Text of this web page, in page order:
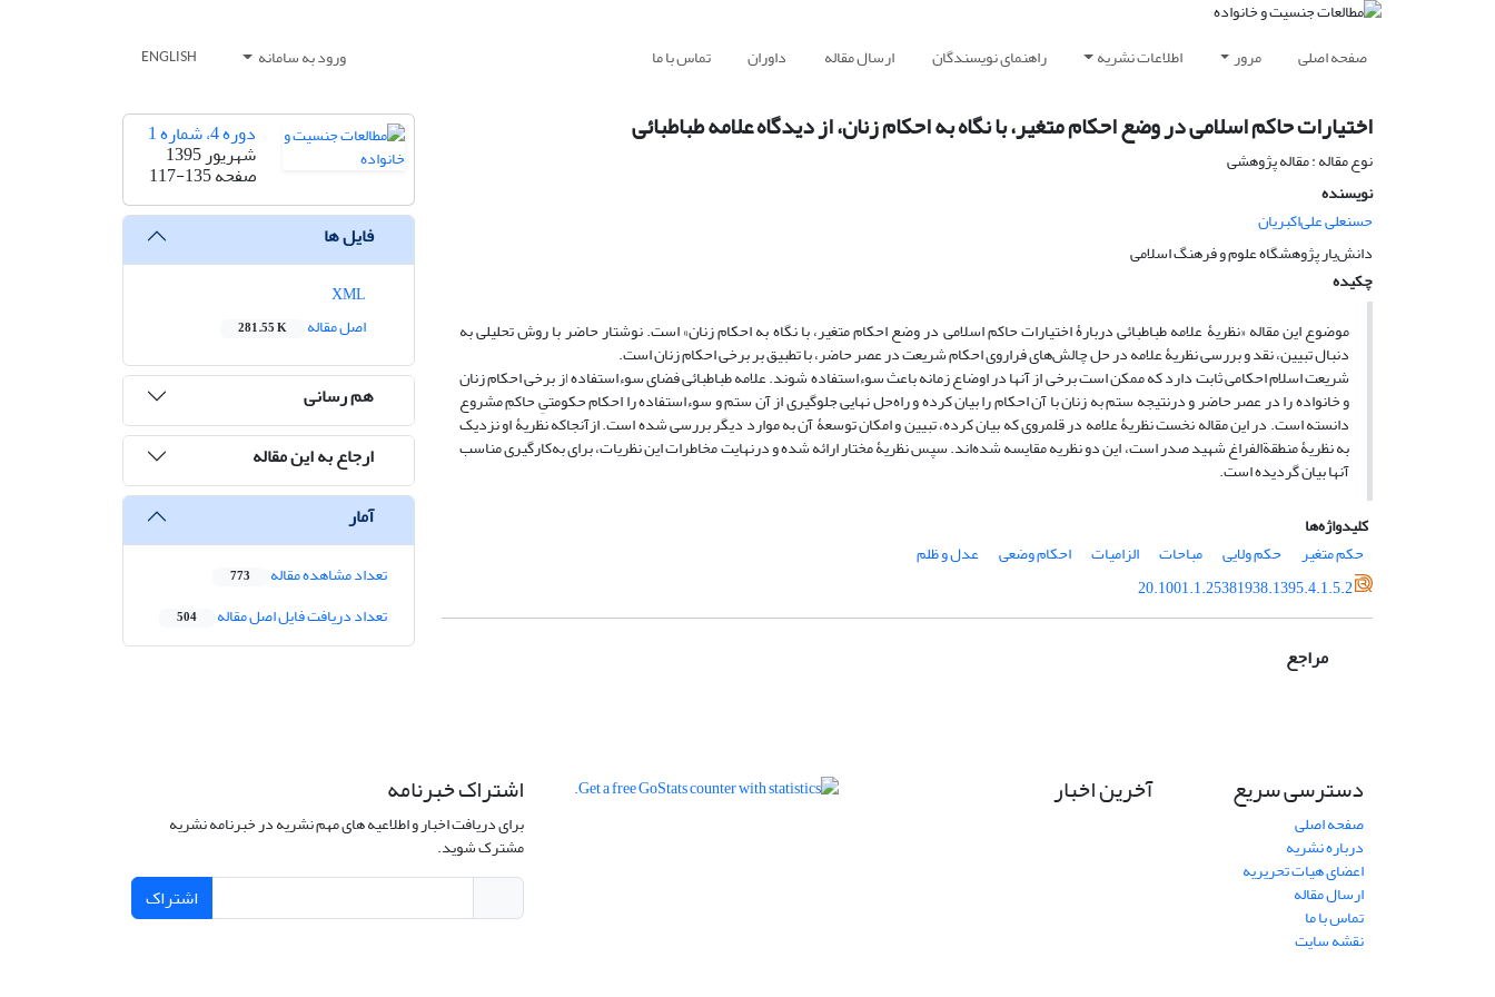
صفحه اصلی مرور اطلاعات نشریه راهنمای نویسندگان ارسال مقاله داوران تماس با ما ورود به سامانه ENGLISH
اختیارات حاکم اسلامی در وضع احکام متغیر، با نگاه به احکام زنان، از دیدگاه علامه طباطبائی
نوع مقاله : مقاله پژوهشی
نویسنده
حسنعلی علی‌اکبریان
دانش‌یار پژوهشگاه علوم و فرهنگ اسلامی
چکیده
موضوع این مقاله «نظریۀ علامه طباطبائی دربارۀ اختیارات حاکم اسلامی در وضع احکام متغیر، با نگاه به احکام زنان» است. نوشتار حاضر با روش تحلیلی به
دنبال تبیین، نقد و بررسی نظریۀ علامه در حل چالش‌های فراروی احکام شریعت در عصر حاضر، با تطبیق بر برخی احکام زنان است.
شریعت اسلام احکامی ثابت دارد که ممکن است برخی از آنها در اوضاع زمانه باعث سوءاستفاده شوند. علامه طباطبائی فضای سوءاستفاده از برخی احکام زنان
و خانواده را در عصر حاضر و درنتیجه ستم به زنان با آن احکام را بیان کرده و راه‌حل نهایی جلوگیری از آن ستم و سوءاستفاده را احکام حکومتیِ حاکمِ مشروع
دانسته است. در این مقاله نخست نظریۀ علامه در قلمروی که بیان کرده، تبیین و امکان توسعۀ آن به موارد دیگر بررسی شده است. ازآنجاکه نظریۀ او نزدیک
به نظریۀ منطقة‌الفراغ شهید صدر است، این دو نظریه مقایسه شده‌اند. سپس نظریۀ مختار ارائه شده و درنهایت مخاطرات این نظریات، برای به‌کارگیری مناسب
آنها بیان گردیده است.
کلیدواژه‌ها
حکم متغیر
حکم ولایی مباحات الزامیات احکام وضعی
عدل و ظلم
20.1001.1.25381938.1395.4.1.5.2
مراجع
دوره 4، شماره 1
شهریور 1395
صفحه117-135
فایل ها
اصل مقاله
281.55 K
هم رسانی
ارجاع به این مقاله
آمار
تعداد مشاهده مقاله 773
تعداد دریافت فایل اصل مقاله 504
دسترسی سریع
صفحه اصلی
درباره نشریه
اعضای هیات تحریریه
ارسال مقاله
تماس با ما
نقشه سایت
آخرین اخبار اشتراک خبرنامه
برای دریافت اخبار و اطلاعیه های مهم نشریه در خبرنامه نشریه
مشترک شوید.
اشتراک